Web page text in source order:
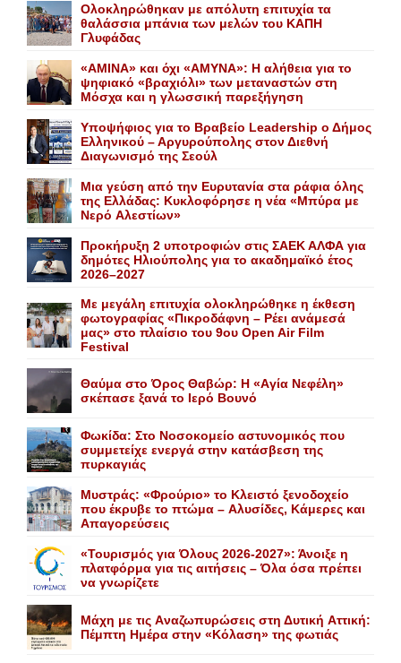
Ολοκληρώθηκαν με απόλυτη επιτυχία τα
θαλάσσια μπάνια των μελών του KAΠH
Γλυφάδας
«AMINA» και όχι «ΑΜΥΝΑ»: Η αλήθεια για το
ψηφιακό «βραχιόλι» των μεταναστών στη
Μόσχα και η γλωσσική παρεξήγηση
Yποψήφιος για το Bραβείο Leadership ο Δήμος
Ελληνικού – Αργυρούπολης στον Διεθνή
Διαγωνισμό της Σεούλ
Mια γεύση από την Eυρυτανία στα ράφια όλης
της Ελλάδας: Κυκλοφόρησε η νέα «Μπύρα με
Nερό Aλεστίων»
Προκήρυξη 2 υποτροφιών στις ΣΑΕΚ ΑΛΦΑ για
δημότες Ηλιούπολης για το ακαδημαϊκό έτος
2026–2027
Με μεγάλη επιτυχία ολοκληρώθηκε η έκθεση
φωτογραφίας «Πικροδάφνη – Ρέει ανάμεσά
μας» στο πλαίσιο του 9ου Open Air Film
Festival
Θαύμα στο Όρος Θαβώρ: H «Aγία Nεφέλη»
σκέπασε ξανά το Iερό Bουνό
Φωκίδα: Στο Νοσοκομείο αστυνομικός που
συμμετείχε ενεργά στην κατάσβεση της
πυρκαγιάς
Mυστράς: «Φρούριο» το Kλειστό ξενοδοχείο
που έκρυβε το πτώμα – Aλυσίδες, Kάμερες και
Aπαγορεύσεις
«Τουρισμός για Όλους 2026-2027»: Άνοιξε η
πλατφόρμα για τις αιτήσεις – Όλα όσα πρέπει
να γνωρίζετε
Mάχη με τις Aναζωπυρώσεις στη Δυτική Aττική:
Πέμπτη Hμέρα στην «Kόλαση» της φωτιάς